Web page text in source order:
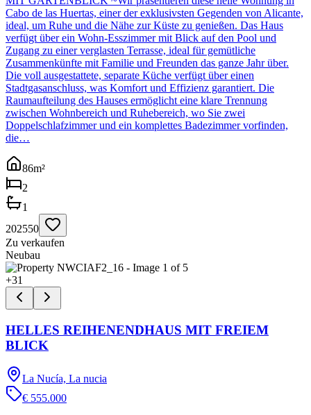
Cabo de las Huertas, einer der exklusivsten Gegenden von Alicante,
ideal, um Ruhe und die Nähe zur Küste zu genießen. Das Haus
verfügt über ein Wohn-Esszimmer mit Blick auf den Pool und
Zugang zu einer verglasten Terrasse, ideal für gemütliche
Zusammenkünfte mit Familie und Freunden das ganze Jahr über.
Die voll ausgestattete, separate Küche verfügt über einen
Stadtgasanschluss, was Komfort und Effizienz garantiert. Die
Raumaufteilung des Hauses ermöglicht eine klare Trennung
zwischen Wohnbereich und Ruhebereich, wo Sie zwei
Doppelschlafzimmer und ein komplettes Badezimmer vorfinden,
die…
86m²
2
1
202550
Zu verkaufen
Neubau
+31
HELLES REIHENENDHAUS MIT FREIEM
BLICK
La Nucía, La nucia
€ 555.000